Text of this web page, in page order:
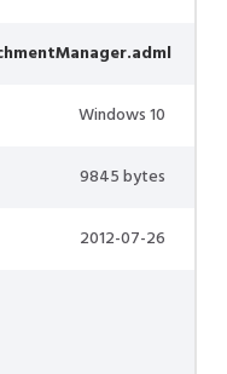
Windows 10
9845 bytes
2012-07-26